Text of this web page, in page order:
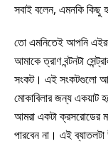
সবাই বলেন, এমনকি কিছু
তো এমনিতেই আপনি
আমাকে ত্রাণ বন্টনটা
সংকট। এই সংকটগুলো
মোকাবিলার জন্য একয়াট
আমরা একটা ক্রসরোডের
পারবেন না। এই